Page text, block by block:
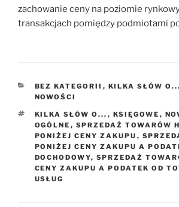
zachowanie ceny na poziomie
transakcjach pomiędzy podmiotami
KATEGORIE
BEZ KATEGORII , KILKA SŁÓW O...
NOWOŚCI
TAGI
KILKA SŁÓW O... , KSIĘGOWE ,
OGÓLNE , SPRZEDAŻ TOWARÓW
PONIŻEJ CENY ZAKUPU ,
PONIŻEJ CENY ZAKUPU A
DOCHODOWY, SPRZEDAŻ
CENY ZAKUPU A PODATEK OD
USŁUG